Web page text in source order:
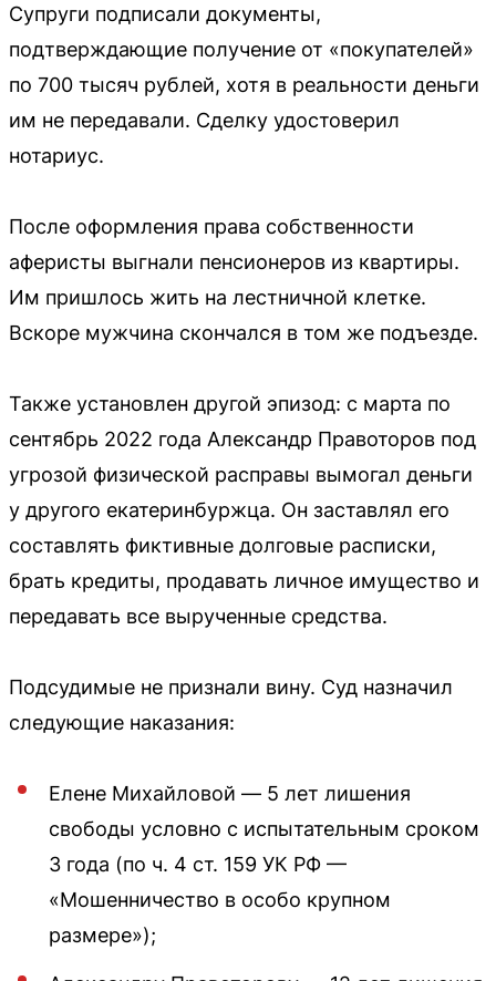
Супруги подписали документы,
подтверждающие получение от «покупателей»
по 700 тысяч рублей, хотя в реальности деньги
им не передавали. Сделку удостоверил
нотариус.
После оформления права собственности
аферисты выгнали пенсионеров из квартиры.
Им пришлось жить на лестничной клетке.
Вскоре мужчина скончался в том же подъезде.
Также установлен другой эпизод: с марта по
сентябрь 2022 года Александр Правоторов под
угрозой физической расправы вымогал деньги
у другого екатеринбуржца. Он заставлял его
составлять фиктивные долговые расписки,
брать кредиты, продавать личное имущество и
передавать все вырученные средства.
Подсудимые не признали вину. Суд назначил
следующие наказания:
Елене Михайловой — 5 лет лишения
свободы условно с испытательным сроком
3 года (по ч. 4 ст. 159 УК РФ —
«Мошенничество в особо крупном
размере»);